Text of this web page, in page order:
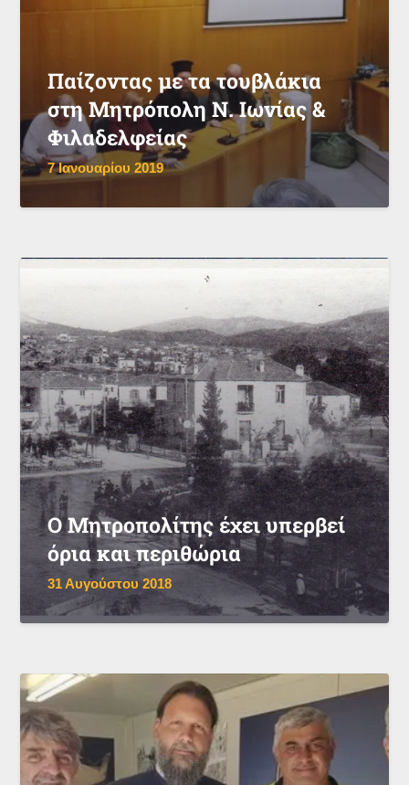
Παίζοντας με τα τουβλάκια
στη Μητρόπολη Ν. Ιωνίας &
Φιλαδελφείας
7 Ιανουαρίου 2019
Ο Μητροπολίτης έχει υπερβεί
όρια και περιθώρια
31 Αυγούστου 2018